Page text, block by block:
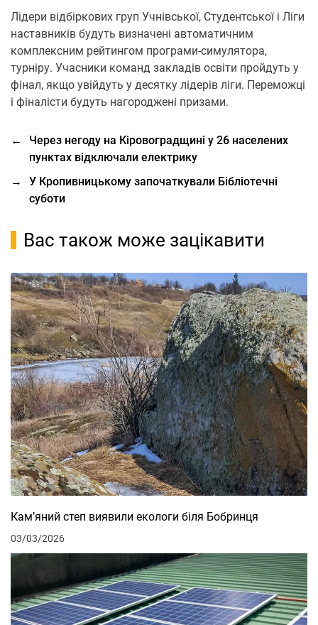
Лідери відбіркових груп Учнівської, Студентської і Ліги
наставників будуть визначені автоматичним
комплексним рейтингом програми-симулятора,
турніру. Учасники команд закладів освіти пройдуть у
фінал, якщо увійдуть у десятку лідерів ліги. Переможці
і фіналісти будуть нагороджені призами.
←
Через негоду на Кіровоградщині у 26 населених
пунктах відключали електрику
→
У Кропивницькому започаткували Бібліотечні
суботи
Вас також може зацікавити
Кам’яний степ виявили екологи біля Бобринця
03/03/2026